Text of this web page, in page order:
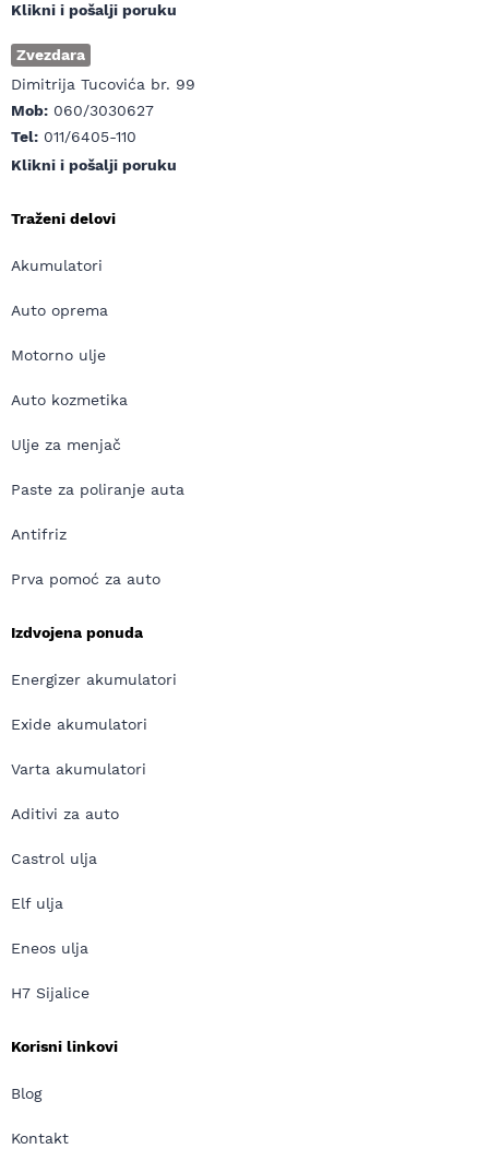
Klikni i pošalji poruku
Zvezdara
Dimitrija Tucovića br. 99
Mob: 060/3030627
Tel: 011/6405-110
Klikni i pošalji poruku
Traženi delovi
Akumulatori
Auto oprema
Motorno ulje
Auto kozmetika
Ulje za menjač
Paste za poliranje auta
Antifriz
Prva pomoć za auto
Izdvojena ponuda
Energizer akumulatori
Exide akumulatori
Varta akumulatori
Aditivi za auto
Castrol ulja
Elf ulja
Eneos ulja
H7 Sijalice
Korisni linkovi
Blog
Kontakt